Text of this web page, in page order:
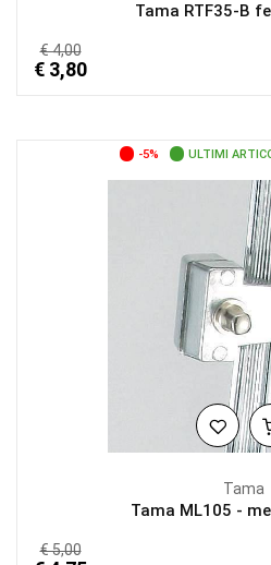
Tama RTF35-B
€ 4,00
€ 3,80
-5% ULTIMI
Tama
Tama ML105 -
€ 5,00